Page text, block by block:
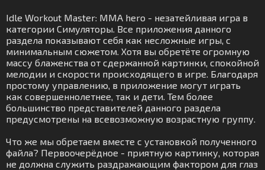
Idle Workout Master: MMA hero - незатейливая игра в
категории Симуляторы. Все приложения данного
раздела показывают себя как несложные игры, с
минимальным сюжетом. Хотя вы обретёте огромную
массу блаженства от сдержанной картинки, спокойной
мелодии и скорости происходящего в игре. Благодаря
простому управлению, в приложение могут играть
как совершеннолетнее, так и дети. Тем более
большинство представителей данного раздела
предусмотрены на всевозможную возрастную группу.
Что же мы обретаем вместе с установкой полученного
файла? Первоочерёдное - приятную картинку, которая
не должна служить раздражающим фактором для глаз